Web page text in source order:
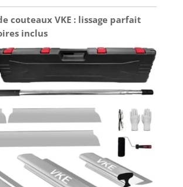
couteaux VKE : lissage parfait
inclus